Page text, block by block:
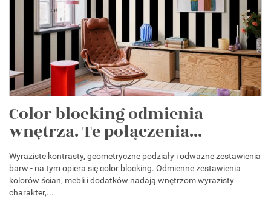
Color blocking odmienia
wnętrza. Te połączenia...
Wyraziste kontrasty, geometryczne podziały i odważne zestawienia
barw - na tym opiera się color blocking. Odmienne zestawienia
kolorów ścian, mebli i dodatków nadają wnętrzom wyrazisty
charakter,...